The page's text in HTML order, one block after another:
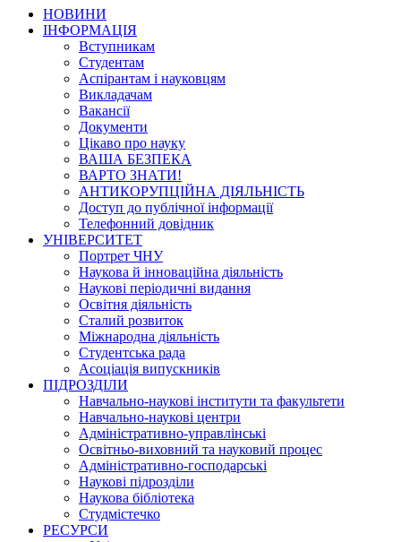
НОВИНИ
ІНФОРМАЦІЯ
Вступникам
Студентам
Аспірантам і науковцям
Викладачам
Вакансії
Документи
Цікаво про науку
ВАША БЕЗПЕКА
ВАРТО ЗНАТИ!
АНТИКОРУПЦІЙНА ДІЯЛЬНІСТЬ
Доступ до публічної інформації
Телефонний довідник
УНІВЕРСИТЕТ
Портрет ЧНУ
Наукова й інноваційна діяльність
Наукові періодичні видання
Освітня діяльність
Сталий розвиток
Міжнародна діяльність
Студентська рада
Асоціація випускників
ПІДРОЗДІЛИ
Навчально-наукові інститути та факультети
Навчально-наукові центри
Адміністративно-управлінські
Освітньо-виховний та науковий процес
Адміністративно-господарські
Наукові підрозділи
Наукова бібліотека
Студмістечко
РЕСУРСИ